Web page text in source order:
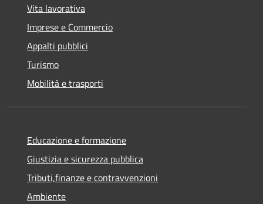
Vita lavorativa
Imprese e Commercio
Appalti pubblici
Turismo
Mobilità e trasporti
Educazione e formazione
Giustizia e sicurezza pubblica
Tributi,finanze e contravvenzioni
Ambiente